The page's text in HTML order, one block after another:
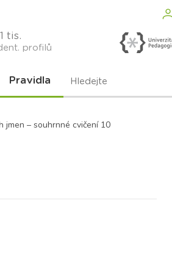
tis.
profilů
Pravidla
jmen – souhrnné cvičení 10